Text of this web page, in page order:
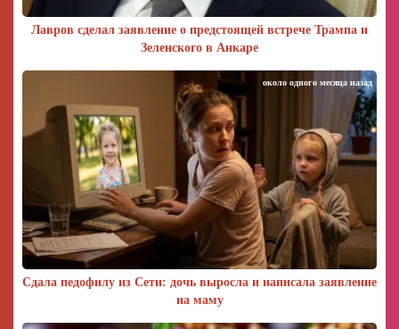
Лавров сделал заявление о предстоящей встрече Трампа и
Зеленского в Анкаре
Сдала педофилу из Сети: дочь выросла и написала заявление
на маму
около одного месяца назад